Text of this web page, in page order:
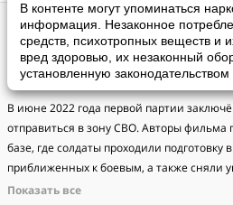
В контенте могут упоминаться
информация. Незаконное
средств, психотропных веществ и
вред здоровью, их незаконный
установленную законодательством
Галина
добавила видео
25.03.2023
⚡️ ПРЕМЬЕРА «ЗОНА ИСКУПЛЕНИЯ».
фильм о бывших заключённых на
В июне 2022 года первой партии
отправиться в зону СВО. Авторы
базе, где солдаты проходили подготовку
приближенных к боевым, а также сняли
Артёмовска (Бахмута) — сражения,